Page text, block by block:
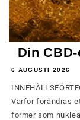
Din
6 AUGUSTI 2026
Varför förändras
former som